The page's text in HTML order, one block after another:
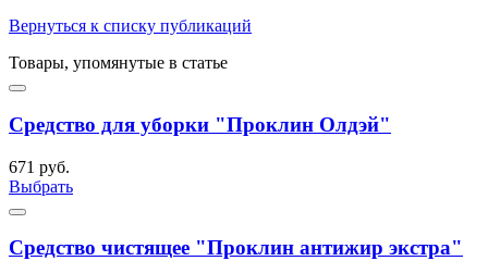
Вернуться к списку публикаций
Товары, упомянутые в статье
Средство для уборки "Проклин Олдэй"
671 руб.
Выбрать
Средство чистящее "Проклин антижир экстра"